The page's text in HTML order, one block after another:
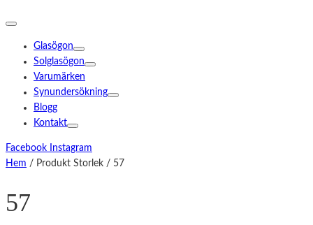
Glasögon
Solglasögon
Varumärken
Synundersökning
Blogg
Kontakt
Facebook
Instagram
Hem / Produkt Storlek / 57
57